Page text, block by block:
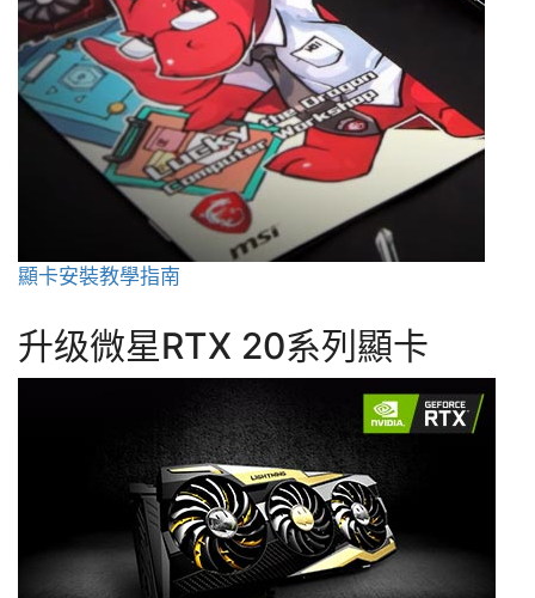
顯卡安裝教學指南
升级微星RTX 20系列顯卡